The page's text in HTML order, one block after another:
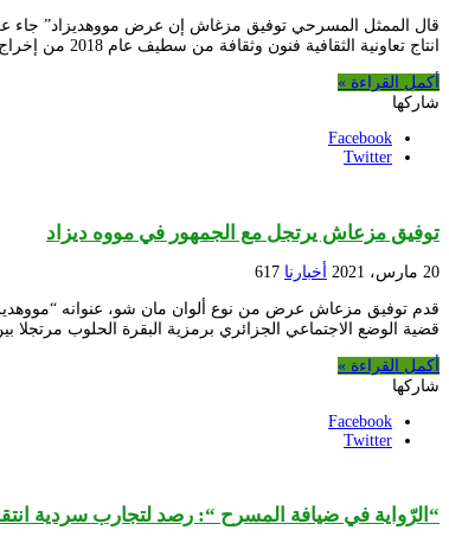
قال الممثل المسرحي توفيق مزغاش إن عرض مووهديزاد” جاء على
انتاج تعاونية الثقافية فنون وثقافة من سطيف عام 2018 من إخراج سمير الحكيم، ونص لفتحي كافي، هو عرض في …
أكمل القراءة »
شاركها
Facebook
Twitter
توفيق مزعاش يرتجل مع الجمهور في مووه ديزاد
20 مارس، 2021 أخبارنا 617
قضية الوضع الاجتماعي الجزائري برمزية البقرة الحلوب
أكمل القراءة »
شاركها
Facebook
Twitter
“الرّواية في ضيافة المسرح “: رصد لتجارب سردية